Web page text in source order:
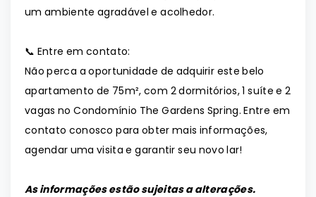
um ambiente agradável e acolhedor.
📞 Entre em contato:
Não perca a oportunidade de adquirir este belo
apartamento de 75m², com 2 dormitórios, 1 suíte e 2
vagas no Condomínio The Gardens Spring. Entre em
contato conosco para obter mais informações,
agendar uma visita e garantir seu novo lar!
As informações estão sujeitas a alterações.